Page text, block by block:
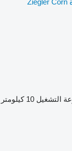
جديد حصادة الذرة Ziegler Corn
التشغيل
10 كيلومتر